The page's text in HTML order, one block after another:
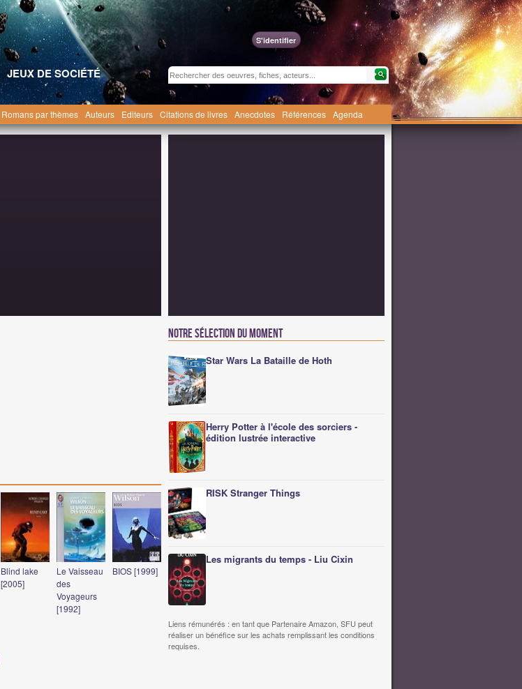
S'identifier
JEUX DE SOCIÉTÉ
Romans par thèmes Auteurs Editeurs Citations de livres Anecdotes Références Agenda
Blind lake
[2005]
Le Vaisseau
des
Voyageurs
[1992]
BIOS [1999]
Notre sélection du moment
Star Wars La Bataille de Hoth
Herry Potter à l'école des sorciers -
édition lustrée interactive
RISK Stranger Things
Les migrants du temps - Liu Cixin
Liens rémunérés : en tant que Partenaire Amazon, SFU peut
réaliser un bénéfice sur les achats remplissant les conditions
requises.